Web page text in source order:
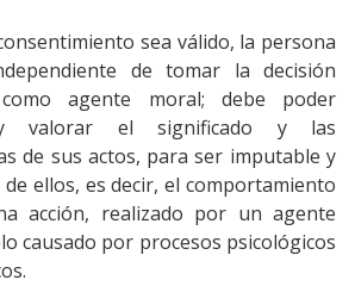
sea válido, la persona
de tomar la decisión
agente moral; debe poder
valorar el significado y las
de sus actos, para ser imputable y
ellos, es decir, el comportamiento
acción, realizado por un agente
causado por procesos psicológicos